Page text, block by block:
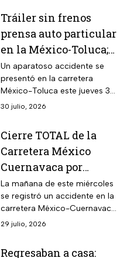
Tráiler sin frenos
prensa auto particular
en la México-Toluca;
cuatro menores
viajaban en el
vehículo
Un aparatoso accidente se
presentó en la carretera
México-Toluca este jueves 30
de julio
30 julio, 2026
Cierre TOTAL de la
Carretera México
Cuernavaca por
accidente de tráiler
hoy 29 de julio;
alternativas
La mañana de este miércoles
se registró un accidente en la
carretera México-Cuernavaca
por lo que no hay paso
29 julio, 2026
Regresaban a casa: